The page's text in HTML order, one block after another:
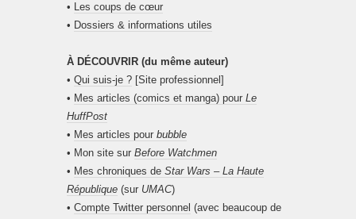
• Les coups de cœur
• Dossiers & informations utiles
À DÉCOUVRIR (du même auteur)
• Qui suis-je ? [Site professionnel]
• Mes articles (comics et manga) pour Le
HuffPost
• Mes articles pour bubble
• Mon site sur Before Watchmen
• Mes chroniques de Star Wars – La Haute
République (sur UMAC)
• Compte Twitter personnel (avec beaucoup de